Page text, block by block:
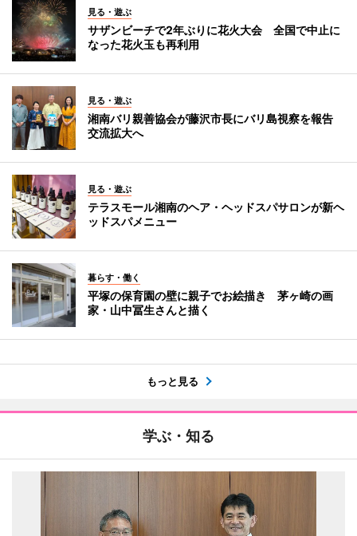
見る・遊ぶ
サザンビーチで2年ぶりに花火大会 全国で中止に
なった花火玉も再利用
見る・遊ぶ
湘南バリ親善協会が藤沢市長にバリ島視察を報告
交流拡大へ
見る・遊ぶ
テラスモール湘南のヘア・ヘッドスパサロンが新ヘ
ッドスパメニュー
暮らす・働く
平塚の保育園の壁に親子でお絵描き 茅ヶ崎の画
家・山中冨生さんと描く
もっと見る
学ぶ・知る